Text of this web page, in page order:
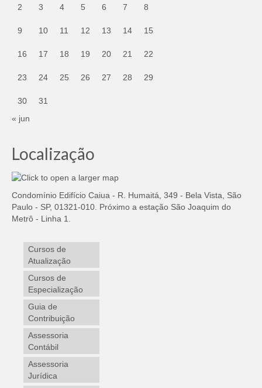
2 3 4 5 6 7 8
9 10 11 12 13 14 15
16 17 18 19 20 21 22
23 24 25 26 27 28 29
30
31
« jun
Localização
Condomínio Edifício Caiua - R. Humaitá, 349 - Bela Vista, São
Paulo - SP, 01321-010. Próximo a estação São Joaquim do
Metrô - Linha 1.
Cursos de
Atualização
Cursos de
Especialização
Guia de
Contribuição
Assessoria
Contábil
Assessoria
Jurídica